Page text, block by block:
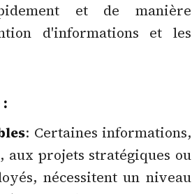
et de manière
d'informations et les
: Certaines informations,
aux projets stratégiques ou
nécessitent un niveau